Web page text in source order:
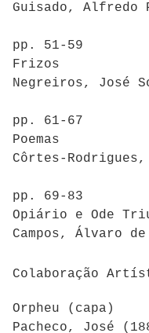
Guisado, Alfredo
pp. 51-59
Frizos
Negreiros, José
pp. 61-67
Poemas
Côrtes-Rodrigues,
pp. 69-83
Opiário e Ode
Campos, Álvaro de
Colaboração
Orpheu (capa)
Pacheco, José